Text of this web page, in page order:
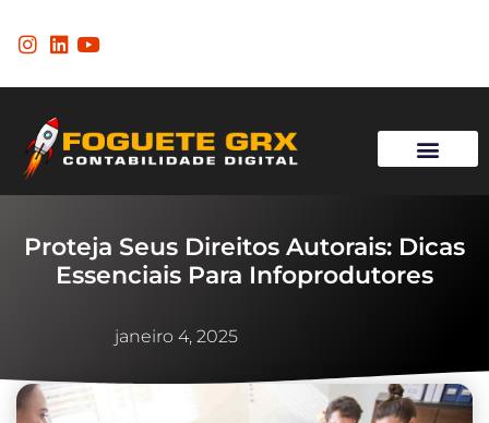
Proteja Seus Direitos Autorais: Dicas
Essenciais Para Infoprodutores
janeiro 4, 2025